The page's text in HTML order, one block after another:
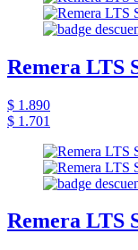
Remera LTS
$ 1.890
$ 1.701
Remera LTS